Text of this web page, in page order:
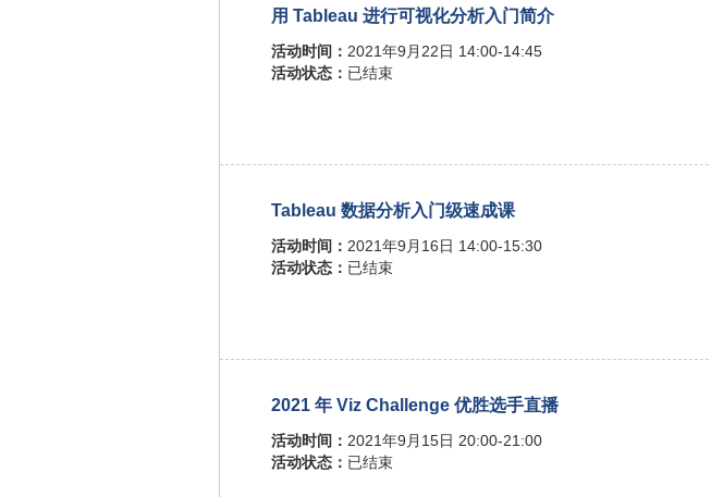
用 Tableau 进行可视化分析入门简介
活动时间： 2021年9月22日 14:00-14:45
活动状态： 已结束
Tableau 数据分析入门级速成课
活动时间： 2021年9月16日 14:00-15:30
活动状态： 已结束
2021 年 Viz Challenge 优胜选手直播
活动时间： 2021年9月15日 20:00-21:00
活动状态： 已结束